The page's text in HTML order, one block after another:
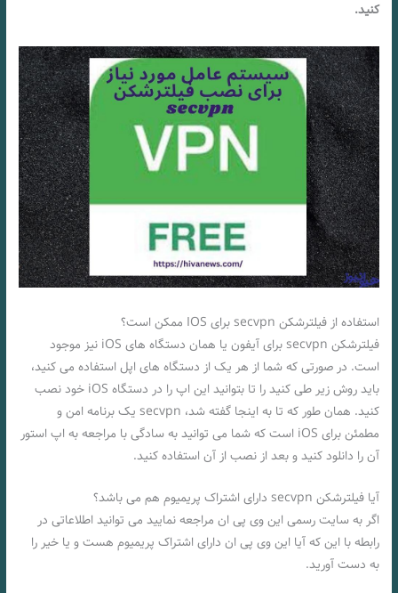
کنید.
استفاده از فیلترشکن secvpn برای IOS ممکن است؟
فیلترشکن secvpn برای آیفون یا همان دستگاه های iOS نیز موجود
است. در صورتی که شما از هر یک از دستگاه های اپل استفاده می کنید،
باید روش زیر طی کنید را تا بتوانید این اپ را در دستگاه iOS خود نصب
کنید. همان طور که تا به اینجا گفته شد، secvpn یک برنامه امن و
مطمئن برای iOS است که شما می توانید به سادگی با مراجعه به اپ استور
آن را دانلود کنید و بعد از نصب از آن استفاده کنید.
آیا فیلترشکن secvpn دارای اشتراک پریمیوم هم می باشد؟
اگر به سایت رسمی این وی پی ان مراجعه نمایید می توانید اطلاعاتی در
رابطه با این که آیا این وی پی ان دارای اشتراک پریمیوم هست و یا خیر را
به دست آورید.